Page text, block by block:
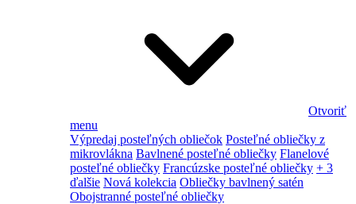
Otvoriť
menu
Výpredaj posteľných obliečok Posteľné obliečky z
mikrovlákna Bavlnené posteľné obliečky Flanelové
posteľné obliečky Francúzske posteľné obliečky + 3
ďalšie Nová kolekcia Obliečky bavlnený satén
Obojstranné posteľné obliečky